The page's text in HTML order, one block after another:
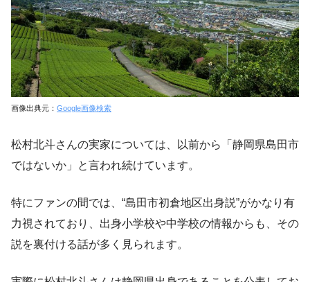
画像出典元： Google画像検索
松村北斗さんの実家については、以前から「静岡県島田市
ではないか」と言われ続けています。
特にファンの間では、“島田市初倉地区出身説”がかなり有
力視されており、出身小学校や中学校の情報からも、その
説を裏付ける話が多く見られます。